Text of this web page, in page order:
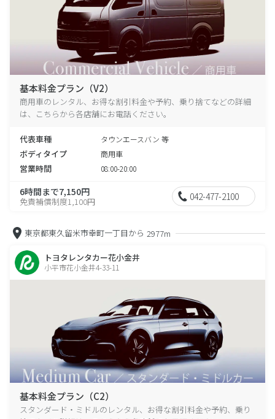
基本料金プラン（V2）
商用車のレンタル、お得な割引料金や予約、乗り捨てなどの詳細
は、こちらから各店舗にお電話ください。
代表車種 タウンエースバン 等
ボディタイプ 商用車
営業時間 08:00-20:00
6時間まで7,150円
免責補償制度1,100円 042-477-2100
東京都東久留米市幸町一丁目から 2977m
トヨタレンタカー花小金井
小平市花小金井4-33-11
基本料金プラン（C2）
スタンダード・ミドルのレンタル、お得な割引料金や予約、乗り